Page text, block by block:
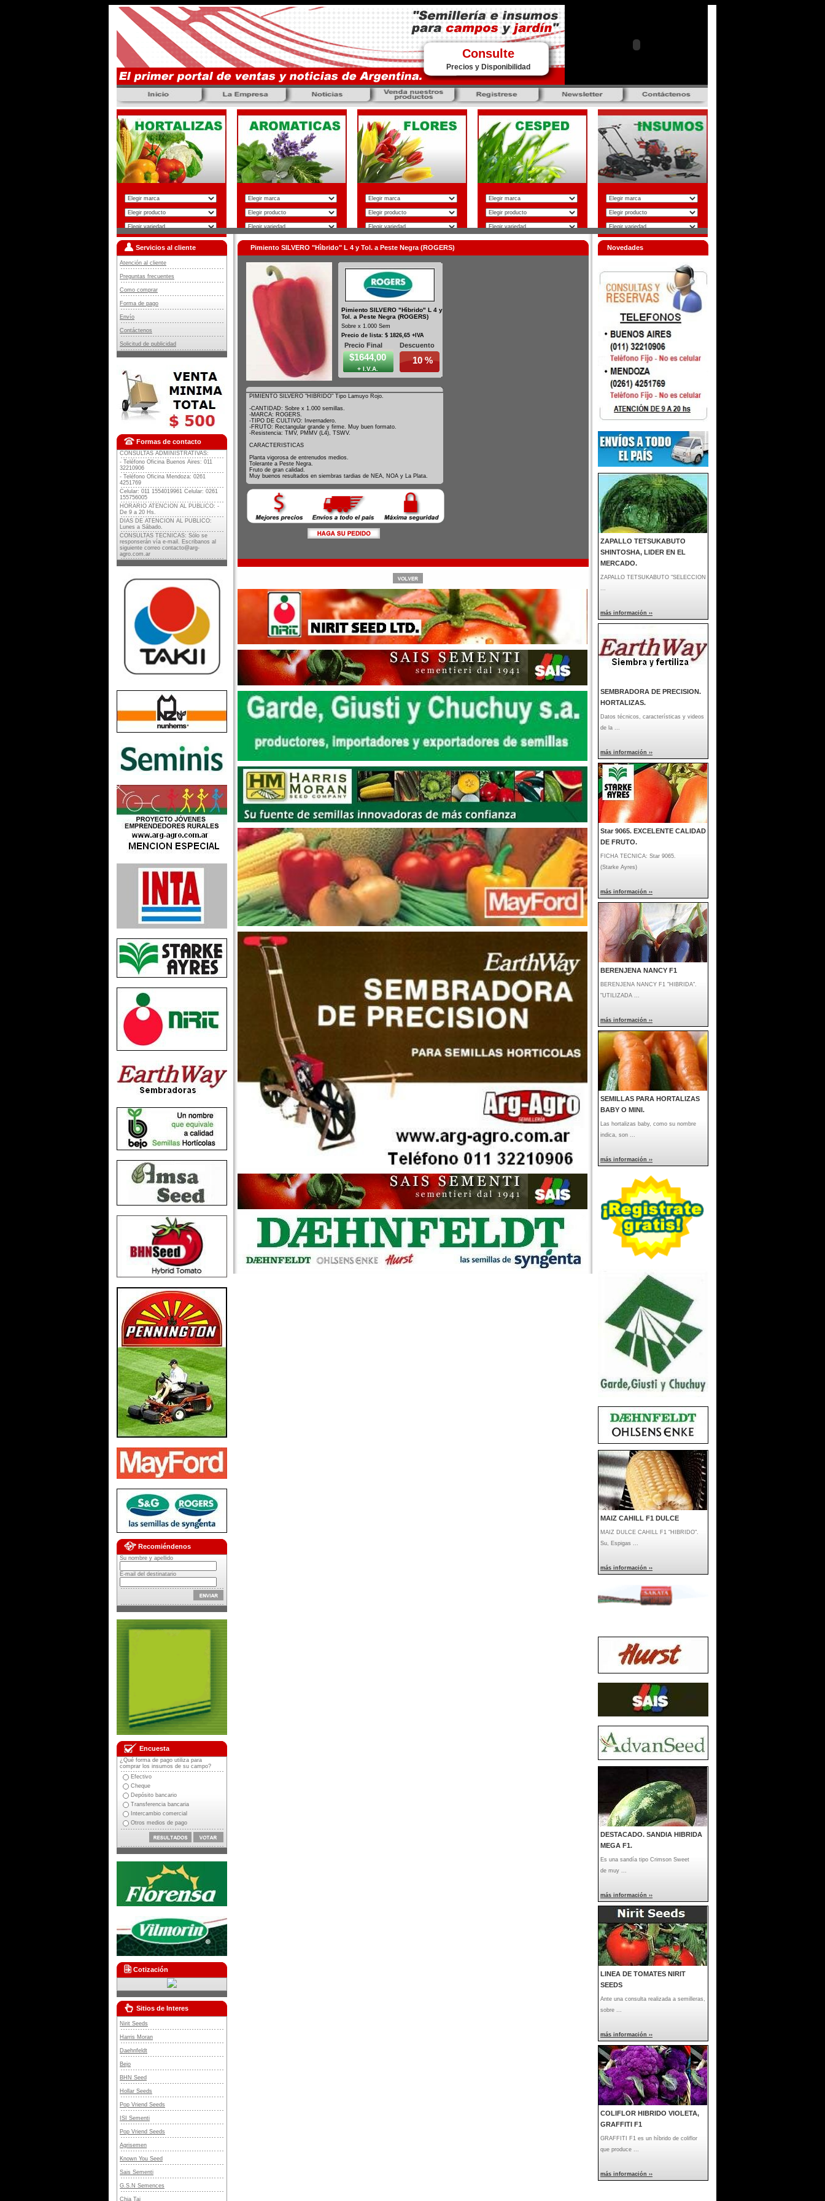
Consulte
Precios y Disponibilidad
Servicios al cliente
Atención al cliente
Preguntas frecuentes
Como comprar
Forma de pago
Envío
Contáctenos
Solicitud de publicidad
Formas de contacto
CONSULTAS ADMINISTRATIVAS:
- Teléfono Oficina Buenos Aires: 011
32210906
- Teléfono Oficina Mendoza: 0261
4251769
Celular: 011 1554019961 Celular: 0261
155756005
HORARIO ATENCION AL PUBLICO: -
De 9 a 20 Hs.
DIAS DE ATENCION AL PUBLICO:
Lunes a Sábado.
CONSULTAS TECNICAS: Sólo se
responserán vía e-mail. Escribanos al
siguiente correo contacto@arg-
agro.com.ar
Recomiéndenos
Su nombre y apellido
E-mail del destinatario
Encuesta
¿Qué forma de pago utiliza para
comprar los insumos de su campo?
Efectivo
Cheque
Depósito bancario
Transferencia bancaria
Intercambio comercial
Otros medios de pago
Cotización
Sitios de Interes
Nirit Seeds
Harris Moran
Daehnfeldt
Bejo
BHN Seed
Hollar Seeds
Pop Vriend Seeds
ISI Sementi
Pop Vriend Seeds
Agrisemen
Known You Seed
Sais Sementi
G.S.N Semences
Chia Tai
Pimiento SILVERO "Hìbrido" L 4 y Tol. a Peste Negra (ROGERS)
Pimiento SILVERO "Hìbrido" L 4 y
Tol. a Peste Negra (ROGERS)
Sobre x 1.000 Sem
Precio de lista: $ 1826,65 +IVA
Precio Final
$1644,00
+ I.V.A.
Descuento
10 %
PIMIENTO SILVERO "HIBRIDO" Tipo Lamuyo Rojo.
-CANTIDAD: Sobre x 1.000 semillas.
-MARCA: ROGERS.
-TIPO DE CULTIVO: Invernadero.
-FRUTO: Rectangular grande y firme. Muy buen formato.
-Resistencia: TMV, PMMV (L4), TSWV.
CARACTERISTICAS
Planta vigorosa de entrenudos medios.
Tolerante a Peste Negra.
Fruto de gran calidad.
Muy buenos resultados en siembras tardias de NEA, NOA y La Plata.
Novedades
ZAPALLO TETSUKABUTO
SHINTOSHA, LIDER EN EL
MERCADO.
ZAPALLO TETSUKABUTO "SELECCION
...
más información ››
SEMBRADORA DE PRECISION.
HORTALIZAS.
Datos técnicos, características y videos
de la ...
más información ››
Star 9065. EXCELENTE CALIDAD
DE FRUTO.
FICHA TECNICA: Star 9065.
(Starke Ayres)
más información ››
BERENJENA NANCY F1
BERENJENA NANCY F1 "HIBRIDA".
"UTILIZADA ...
más información ››
SEMILLAS PARA HORTALIZAS
BABY O MINI.
Las hortalizas baby, como su nombre
indica, son ...
más información ››
MAIZ CAHILL F1 DULCE
MAIZ DULCE CAHILL F1 "HIBRIDO".
Su, Espigas ...
más información ››
DESTACADO. SANDIA HIBRIDA
MEGA F1.
Es una sandía tipo Crimson Sweet
de muy ...
más información ››
LINEA DE TOMATES NIRIT
SEEDS
Ante una consulta realizada a semilleras,
sobre ...
más información ››
COLIFLOR HIBRIDO VIOLETA,
GRAFFITI F1
GRAFFITI F1 es un híbrido de coliflor
que produce ...
más información ››